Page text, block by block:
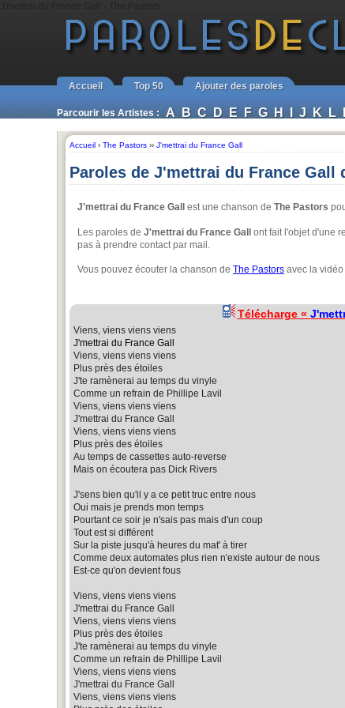
Accueil Top 50 Ajouter des paroles
Parcourir les Artistes : A B C D E F G H I J K L
Accueil › The Pastors ›› J'mettrai du France Gall
Paroles de J'mettrai du France Gall
J'mettrai du France Gall est une chanson de The Pastors
Les paroles de J'mettrai du France Gall ont fait l'objet d'une
pas à prendre contact par mail.
Vous pouvez écouter la chanson de The Pastors avec la
Télécharge «
Viens, viens viens viens
J'mettrai du France Gall
Viens, viens viens viens
Plus près des étoiles
J'te ramènerai au temps du vinyle
Comme un refrain de Phillipe Lavil
Viens, viens viens viens
J'mettrai du France Gall
Viens, viens viens viens
Plus près des étoiles
Au temps de cassettes auto-reverse
Mais on écoutera pas Dick Rivers
J'sens bien qu'il y a ce petit truc entre nous
Oui mais je prends mon temps
Pourtant ce soir je n'sais pas mais d'un coup
Tout est si différent
Sur la piste jusqu'à heures du mat' à tirer
Comme deux automates plus rien n'existe autour de nous
Est-ce qu'on devient fous
Viens, viens viens viens
J'mettrai du France Gall
Viens, viens viens viens
Plus près des étoiles
J'te ramènerai au temps du vinyle
Comme un refrain de Phillipe Lavil
Viens, viens viens viens
J'mettrai du France Gall
Viens, viens viens viens